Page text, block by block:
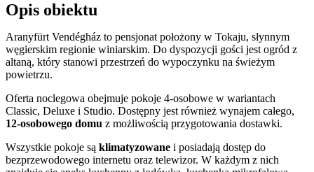
Opis obiektu
Aranyfürt Vendégház to pensjonat położony w Tokaju, słynnym
węgierskim regionie winiarskim. Do dyspozycji gości jest ogród z
altaną, który stanowi przestrzeń do wypoczynku na świeżym
powietrzu.
Oferta noclegowa obejmuje pokoje 4-osobowe w wariantach
Classic, Deluxe i Studio. Dostępny jest również wynajem całego,
12-osobowego domu z możliwością przygotowania dostawki.
Wszystkie pokoje są klimatyzowane i posiadają dostęp do
bezprzewodowego internetu oraz telewizor. W każdym z nich